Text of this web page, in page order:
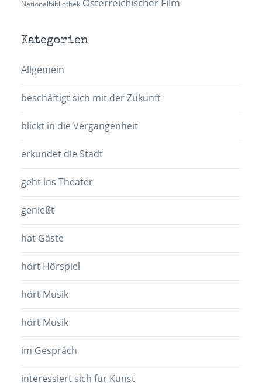
Nationalbibliothek
Kategorien
Allgemein
beschäftigt sich mit der Zukunft
blickt in die Vergangenheit
erkundet die Stadt
geht ins Theater
genießt
hat Gäste
hört Hörspiel
hört Musik
hört Musik
im Gespräch
interessiert sich für Kunst